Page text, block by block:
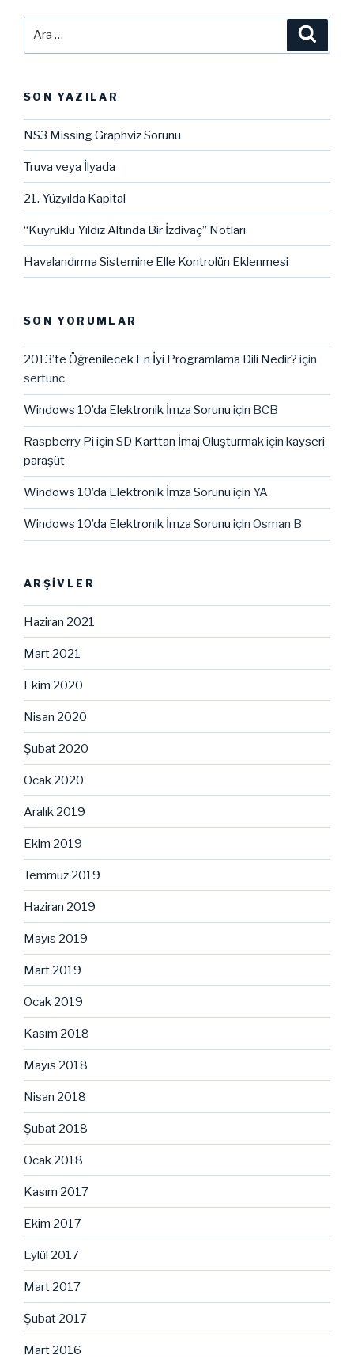
SON YAZILAR
NS3 Missing Graphviz Sorunu
Truva veya İlyada
21. Yüzyılda Kapital
“Kuyruklu Yıldız Altında Bir İzdivaç” Notları
Havalandırma Sistemine Elle Kontrolün Eklenmesi
SON YORUMLAR
2013’te Öğrenilecek En İyi Programlama Dili Nedir? için
sertunc
Windows 10’da Elektronik İmza Sorunu için BCB
Raspberry Pi için SD Karttan İmaj Oluşturmakiçin kayseri
paraşüt
Windows 10’da Elektronik İmza Sorunu için YA
Windows 10’da Elektronik İmza Sorunu için Osman B
ARŞIVLER
Haziran 2021
Mart 2021
Ekim 2020
Nisan 2020
Şubat 2020
Ocak 2020
Aralık 2019
Ekim 2019
Temmuz 2019
Haziran 2019
Mayıs 2019
Mart 2019
Ocak 2019
Kasım 2018
Mayıs 2018
Nisan 2018
Şubat 2018
Ocak 2018
Kasım 2017
Ekim 2017
Eylül 2017
Mart 2017
Şubat 2017
Mart 2016